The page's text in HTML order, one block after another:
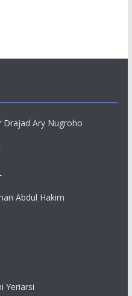
Drajad Ary Nugroho
Abdul Hakim
Yeriarsi